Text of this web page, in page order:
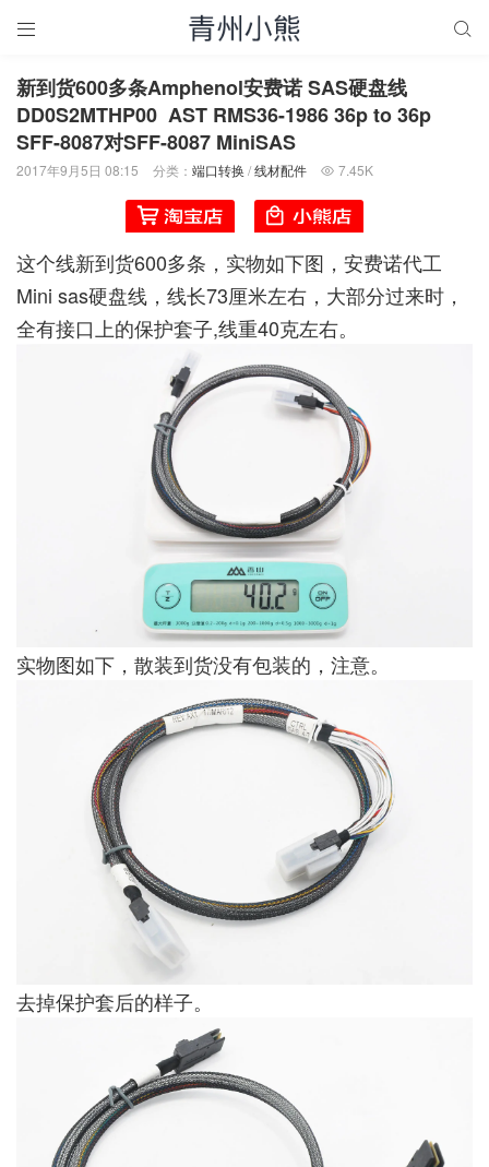
 
新到货600多条Amphenol安费诺 SAS硬盘线
DD0S2MTHP00 AST RMS36-1986 36p to 36p
SFF-8087对SFF-8087 MiniSAS
2017年9月5日 08:15 分类： 端口转换 /线材配件  7.45K
这个线新到货600多条，实物如下图，安费诺代工
Mini sas硬盘线，线长73厘米左右，大部分过来时，
全有接口上的保护套子,线重40克左右。
实物图如下，散装到货没有包装的，注意。
去掉保护套后的样子。